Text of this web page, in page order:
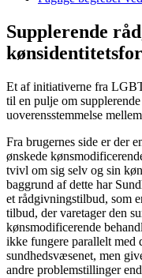
Supplerende
Et af initiativerne fra
til en pulje om
uoverensstemmelse
Fra brugernes side er der
ønskede
tvivl om sig selv og sin
baggrund af dette har
et rådgivningstilbud, som
tilbud, der varetager den
kønsmodificerende
ikke fungere parallelt med
sundhedsvæsenet, men
andre problemstillinger